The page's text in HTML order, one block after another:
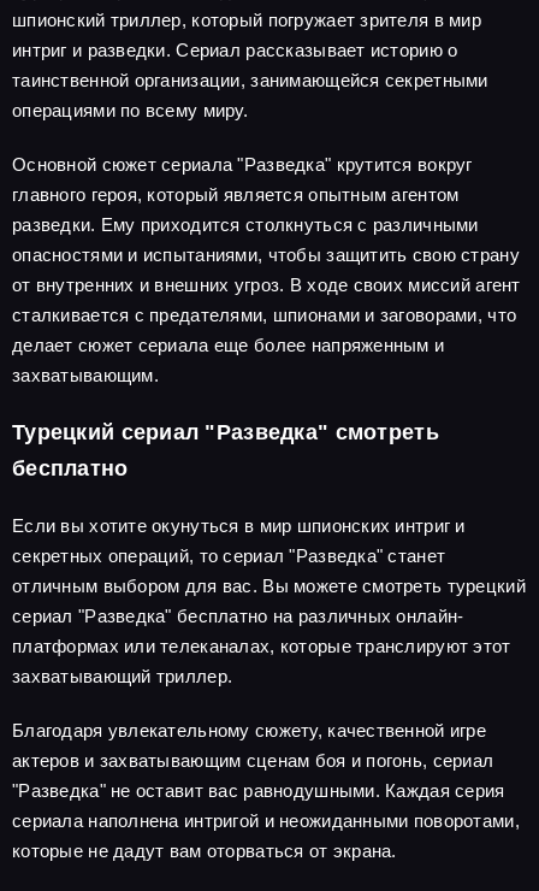
шпионский триллер, который погружает зрителя в мир
интриг и разведки. Сериал рассказывает историю о
таинственной организации, занимающейся секретными
операциями по всему миру.
Основной сюжет сериала "Разведка" крутится вокруг
главного героя, который является опытным агентом
разведки. Ему приходится столкнуться с различными
опасностями и испытаниями, чтобы защитить свою страну
от внутренних и внешних угроз. В ходе своих миссий агент
сталкивается с предателями, шпионами и заговорами, что
делает сюжет сериала еще более напряженным и
захватывающим.
Турецкий сериал "Разведка" смотреть
бесплатно
Если вы хотите окунуться в мир шпионских интриг и
секретных операций, то сериал "Разведка" станет
отличным выбором для вас. Вы можете смотреть турецкий
сериал "Разведка" бесплатно на различных онлайн-
платформах или телеканалах, которые транслируют этот
захватывающий триллер.
Благодаря увлекательному сюжету, качественной игре
актеров и захватывающим сценам боя и погонь, сериал
"Разведка" не оставит вас равнодушными. Каждая серия
сериала наполнена интригой и неожиданными поворотами,
которые не дадут вам оторваться от экрана.